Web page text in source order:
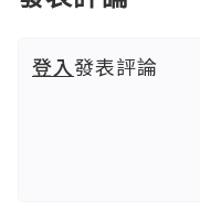
登入發表評論